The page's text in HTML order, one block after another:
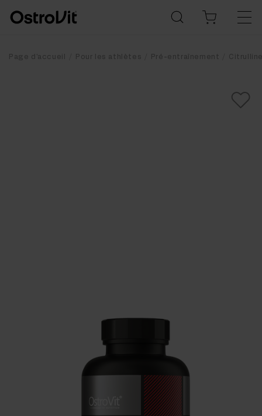
Page d'accueil Pour les athlètes Pré-entraînement